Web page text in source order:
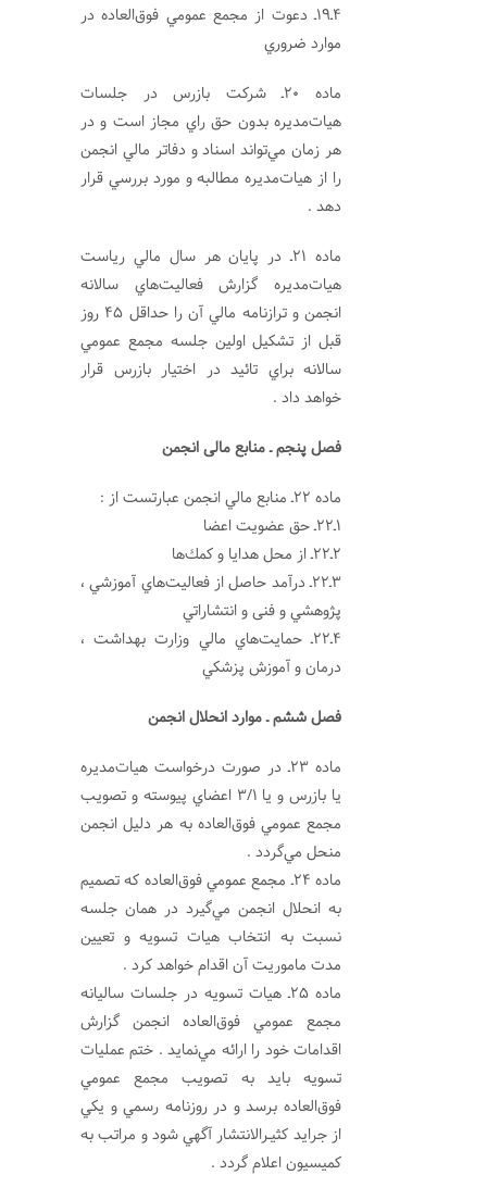
4ـ19ـ دعوت از مجمع عمومي فوق‌العاده در
موارد ضروري
ماده 20ـ شركت بازرس در جلسات
هيات‌مديره بدون حق راي مجاز است و در
هر زمان مي‌تواند اسناد و دفاتر مالي انجمن
را از هيات‌مديره مطالبه و مورد بررسي قرار
دهد .
ماده 21ـ در پايان هر سال مالي رياست
هيات‌مديره گزارش فعاليت‌هاي سالانه
انجمن و ترازنامه مالي آن را حداقل 45 روز
قبل از تشكيل اولين جلسه مجمع عمومي
سالانه براي تائيد در اختيار بازرس قرار
خواهد داد .
فصل پنجم ـ منابع مالی انجمن
ماده 22ـ منابع مالي انجمن عبارتست از :
1ـ22ـ حق عضويت اعضا
2ـ22ـ از محل هدايا و كمك‌ها
3ـ22ـ درآمد حاصل از فعاليت‌هاي آموزشي ،
پژوهشي و فنی و انتشاراتي
4ـ22ـ حمايت‌هاي مالي وزارت بهداشت ،
درمان و آموزش پزشكي
فصل ششم ـ موارد انحلال انجمن
ماده 23ـ در صورت درخواست هيات‌مديره
يا بازرس و يا 3/1 اعضاي پيوسته و تصويب
مجمع عمومي فوق‌العاده به هر دليل انجمن
منحل مي‌گردد .
ماده 24ـ مجمع عمومي فوق‌العاده كه تصميم
به انحلال انجمن مي‌گيرد در همان جلسه
نسبت به انتخاب هيات‌ تسويه و تعيين
مدت ماموريت آن اقدام خواهد كرد .
ماده 25ـ هيات تسويه در جلسات ساليانه
مجمع عمومي فوق‌العاده انجمن گزارش
اقدامات خود را ارائه مي‌نمايد . ختم عمليات
تسويه بايد به تصويب مجمع عمومي
فوق‌العاده برسد و در روزنامه رسمي و يكي
از جرايد كثيـرالانتشار آگهي شود و مراتب به
کمیسیون اعلام گردد .